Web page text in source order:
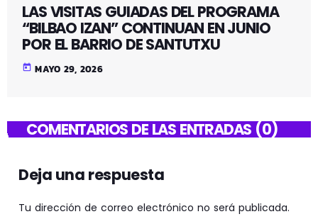
LAS VISITAS GUIADAS DEL PROGRAMA
“BILBAO IZAN” CONTINUAN EN JUNIO
POR EL BARRIO DE SANTUTXU
today MAYO 29, 2026
COMENTARIOS DE LAS ENTRADAS (0)
Deja una respuesta
Tu dirección de correo electrónico no será publicada.